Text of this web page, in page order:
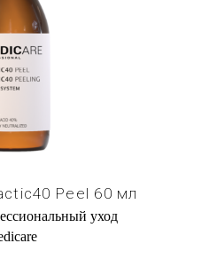
в 1 клик
Peel 60 мл
уход